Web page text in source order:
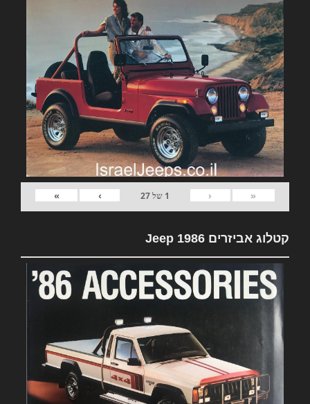
«
‹
1 של27
›
»
קטלוג אביזרים Jeep 1986